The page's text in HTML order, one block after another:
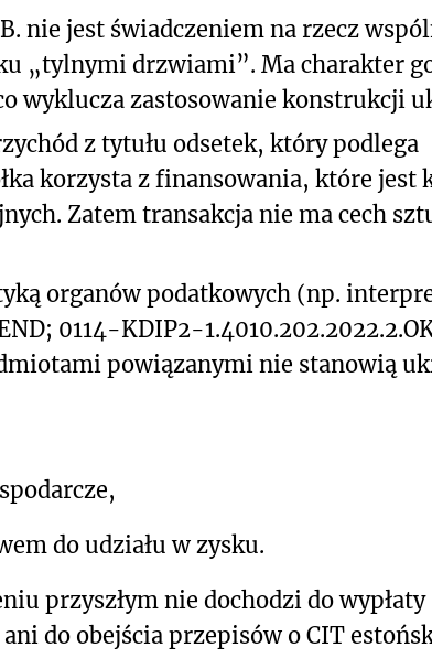
nie jest świadczeniem na rzecz
„tylnymi drzwiami”. Ma charakter
wyklucza zastosowanie konstrukcji
z tytułu odsetek, który podlega
korzysta z finansowania, które jest
Zatem transakcja nie ma cech
organów podatkowych (np.
0114-KDIP2-
powiązanymi nie stanowią
do udziału w zysku.
przyszłym nie dochodzi do
do obejścia przepisów o CIT